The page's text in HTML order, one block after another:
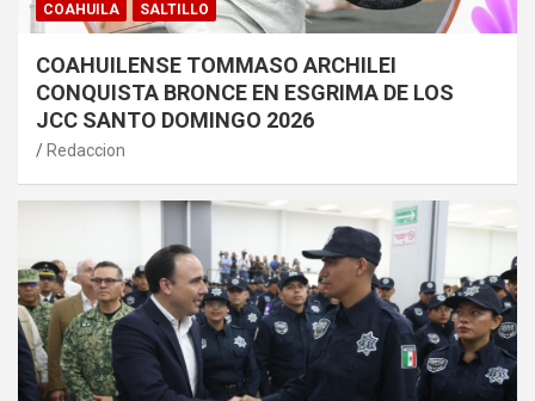
COAHUILA SALTILLO
COAHUILENSE TOMMASO ARCHILEI
CONQUISTA BRONCE EN ESGRIMA DE LOS
JCC SANTO DOMINGO 2026
Redaccion